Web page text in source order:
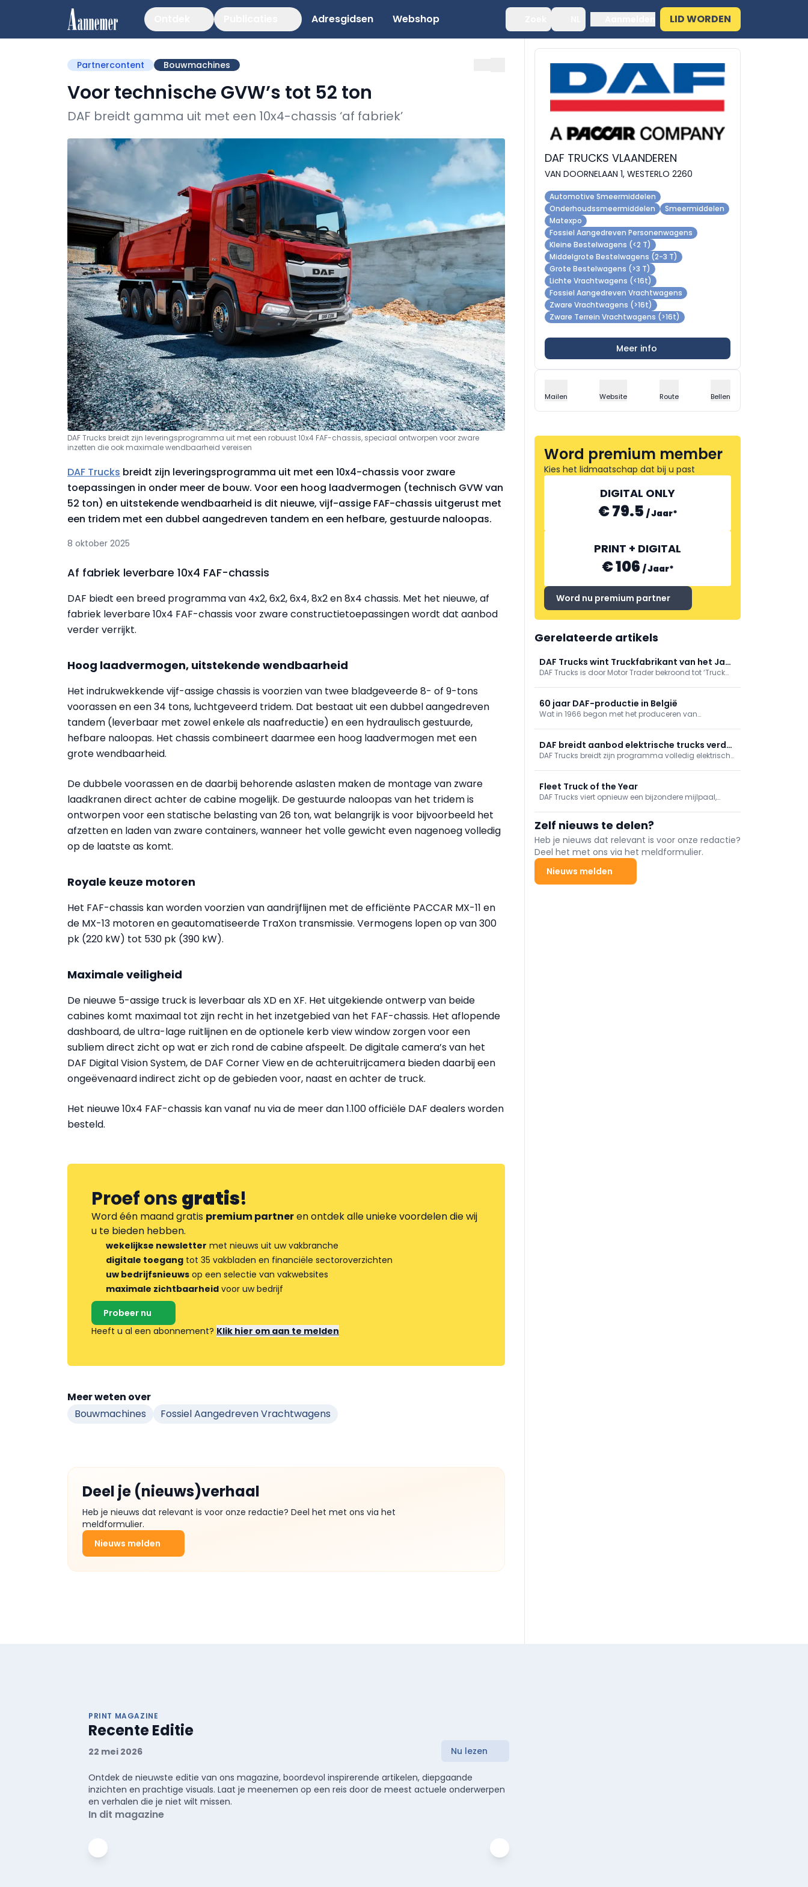
Adresgidsen Webshop LID WORDEN
Partnercontent Bouwmachines
Voor technische GVW’s tot 52 ton
DAF breidt gamma uit met een 10x4-chassis ‘af fabriek’
DAF Trucks breidt zijn leveringsprogramma uit met een robuust 10x4 FAF-chassis, speciaal ontworpen voor zware
inzetten die ook maximale wendbaarheid vereisen
DAF Trucks breidt zijn leveringsprogramma uit met een 10x4-chassis voor zware
toepassingen in onder meer de bouw. Voor een hoog laadvermogen (technisch GVW van
52 ton) en uitstekende wendbaarheid is dit nieuwe, vijf-assige FAF-chassis uitgerust met
een tridem met een dubbel aangedreven tandem en een hefbare, gestuurde naloopas.
8 oktober 2025
Af fabriek leverbare 10x4 FAF-chassis
DAF biedt een breed programma van 4x2, 6x2, 6x4, 8x2 en 8x4 chassis. Met het nieuwe, af
fabriek leverbare 10x4 FAF-chassis voor zware constructietoepassingen wordt dat aanbod
verder verrijkt.
Hoog laadvermogen, uitstekende wendbaarheid
Het indrukwekkende vijf-assige chassis is voorzien van twee bladgeveerde 8- of 9-tons
voorassen en een 34 tons, luchtgeveerd tridem. Dat bestaat uit een dubbel aangedreven
tandem (leverbaar met zowel enkele als naafreductie) en een hydraulisch gestuurde,
hefbare naloopas. Het chassis combineert daarmee een hoog laadvermogen met een
grote wendbaarheid.
De dubbele voorassen en de daarbij behorende aslasten maken de montage van zware
laadkranen direct achter de cabine mogelijk. De gestuurde naloopas van het tridem is
ontworpen voor een statische belasting van 26 ton, wat belangrijk is voor bijvoorbeeld het
afzetten en laden van zware containers, wanneer het volle gewicht even nagenoeg volledig
op de laatste as komt.
Royale keuze motoren
Het FAF-chassis kan worden voorzien van aandrijflijnen met de efficiënte PACCAR MX-11 en
de MX-13 motoren en geautomatiseerde TraXon transmissie. Vermogens lopen op van 300
pk (220 kW) tot 530 pk (390 kW).
Maximale veiligheid
De nieuwe 5-assige truck is leverbaar als XD en XF. Het uitgekiende ontwerp van beide
cabines komt maximaal tot zijn recht in het inzetgebied van het FAF-chassis. Het aflopende
dashboard, de ultra-lage ruitlijnen en de optionele kerb view window zorgen voor een
subliem direct zicht op wat er zich rond de cabine afspeelt. De digitale camera’s van het
DAF Digital Vision System, de DAF Corner View en de achteruitrijcamera bieden daarbij een
ongeëvenaard indirect zicht op de gebieden voor, naast en achter de truck.
Het nieuwe 10x4 FAF-chassis kan vanaf nu via de meer dan 1.100 officiële DAF dealers worden
besteld.
Proef onsgratis!
Word één maand gratis premium partneren ontdek alle unieke voordelen die wij
u te bieden hebben.
wekelijkse newsletter met nieuws uit uw vakbranche
digitale toegang tot 35 vakbladen en financiële sectoroverzichten
uw bedrijfsnieuws op een selectie van vakwebsites
maximale zichtbaarheid voor uw bedrijf
Probeer nu
Heeft u al een abonnement? Klik hier om aan te melden
Meer weten over
Bouwmachines
Fossiel Aangedreven Vrachtwagens
Deel je (nieuws)verhaal
Heb je nieuws dat relevant is voor onze redactie? Deel het met ons via het
meldformulier.
Nieuws melden
DAF TRUCKS VLAANDEREN
VAN DOORNELAAN 1, WESTERLO 2260
Automotive Smeermiddelen
Onderhoudssmeermiddelen
Smeermiddelen
Matexpo
Fossiel Aangedreven Personenwagens
Kleine Bestelwagens (<2 T)
Middelgrote Bestelwagens (2-3 T)
Grote Bestelwagens (>3 T)
Lichte Vrachtwagens (<16t)
Fossiel Aangedreven Vrachtwagens
Zware Vrachtwagens (>16t)
Zware Terrein Vrachtwagens (>16t)
Meer info
Mailen Website Route Bellen
Word premium member
Kies het lidmaatschap dat bij u past
DIGITAL ONLY
€ 79.5 /Jaar*
PRINT + DIGITAL
€ 106 /Jaar*
Word nu premium partner
Gerelateerde artikels
DAF Trucks wint Truckfabrikant van het Jaar
bij Motor Trader
DAF Trucks is door Motor Trader bekroond tot ‘Truck
sterke dealernetwerk, klantondersteuning en
innovatie, plus de evenwichtige diesel- én elektrische
range richting zero-emissie.
60 jaar DAF-productie in België
Wat in 1966 begon met het produceren van
speelt binnen het internationale productienetwerk van
DAF Trucks.
DAF breidt aanbod elektrische trucks verder
uit
DAF Trucks breidt zijn programma volledig elektrische
toepassingen en de bouw.
Fleet Truck of the Year
DAF Trucks viert opnieuw een bijzondere mijlpaal,
is uitgeroepen tot ‘Fleet Truck of the Year’.
Zelf nieuws te delen?
Heb je nieuws dat relevant is voor onze redactie?
Deel het met ons via het meldformulier.
Nieuws melden
PRINT MAGAZINE
Recente Editie
22 mei 2026 Nu lezen
Ontdek de nieuwste editie van ons magazine, boordevol inspirerende artikelen, diepgaande
inzichten en prachtige visuals. Laat je meenemen op een reis door de meest actuele onderwerpen
en verhalen die je niet wilt missen.
In dit magazine